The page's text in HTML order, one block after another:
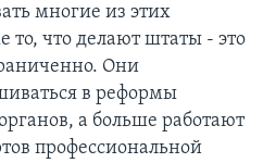
многие из этих
то, что делают штаты - это
Они
в реформы
а больше работают
профессиональной